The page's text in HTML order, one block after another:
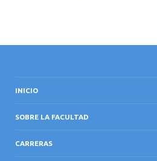
INICIO
SOBRE LA FACULTAD
CARRERAS